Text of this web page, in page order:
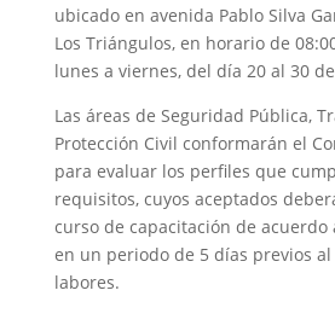
ubicado en avenida Pablo Silva
Los Triángulos, en horario de
lunes a viernes, del día 20 al 30
Las áreas de Seguridad Pública,
Protección Civil conformarán el
para evaluar los perfiles que
requisitos, cuyos aceptados
curso de capacitación de acuerdo
en un periodo de 5 días previos
labores.